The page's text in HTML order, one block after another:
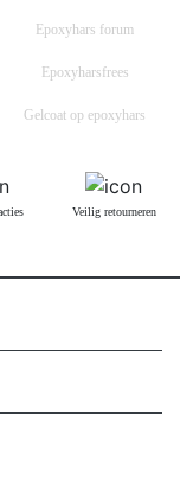
Epoxyhars forum
Epoxyharsfrees
Gelcoat op epoxyhars
Veilig retourneren